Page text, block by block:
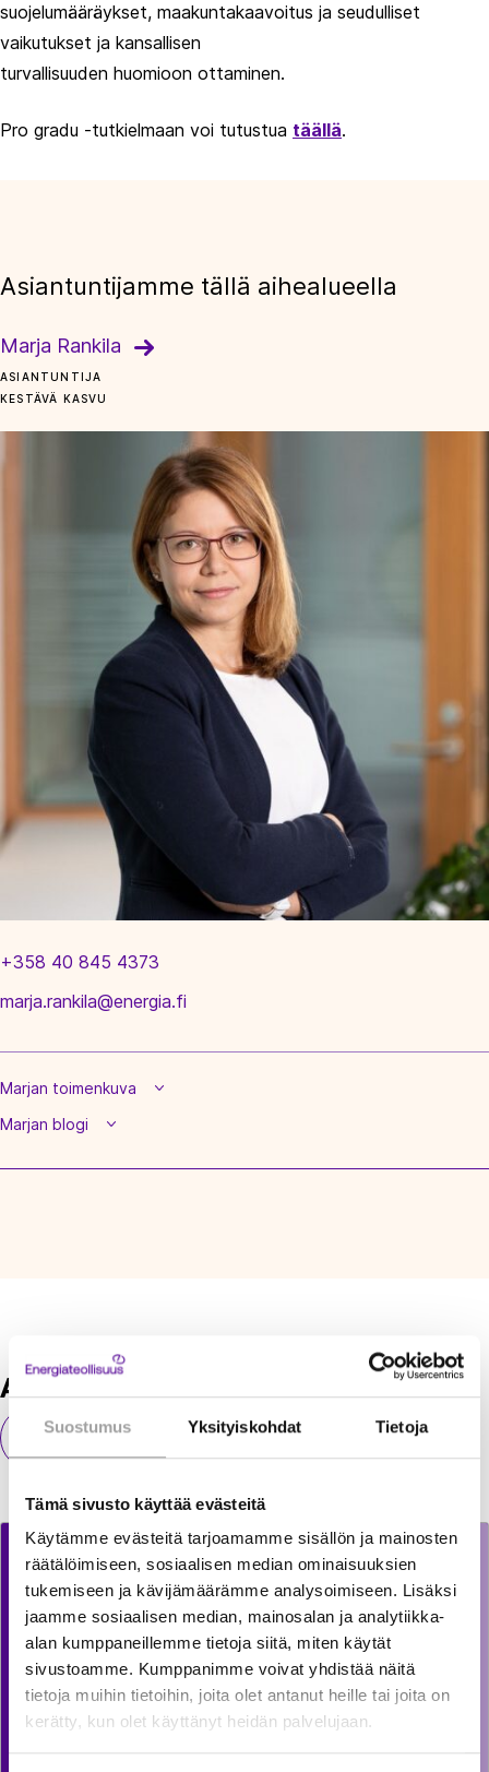
Suostumus Yksityiskohdat Tietoja
Tämä sivusto käyttää evästeitä
Käytämme evästeitä tarjoamamme sisällön ja mainosten
räätälöimiseen, sosiaalisen median ominaisuuksien
tukemiseen ja kävijämäärämme analysoimiseen. Lisäksi
jaamme sosiaalisen median, mainosalan ja analytiikka-
alan kumppaneillemme tietoja siitä, miten käytät
sivustoamme. Kumppanimme voivat yhdistää näitä
tietoja muihin tietoihin, joita olet antanut heille tai joita on
kerätty, kun olet käyttänyt heidän palvelujaan.
suojelumääräykset, maakuntakaavoitus ja seudulliset
vaikutukset ja kansallisen
turvallisuuden huomioon ottaminen.
Pro gradu -tutkielmaan voi tutustua täällä.
Asiantuntijamme tällä aihealueella
Marja Rankila
ASIANTUNTIJA
KESTÄVÄ KASVU
+358 40 845 4373
marja.rankila@energia.fi
Marjan toimenkuva
Marjan blogi
Ajankohtaista ja puheenaiheita
Kaikki ajankohtaiset